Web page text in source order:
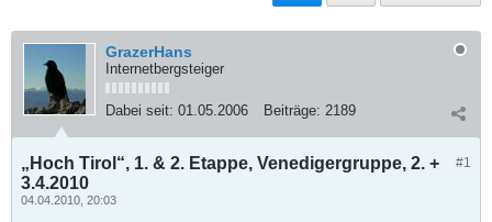
GrazerHans
Internetbergsteiger
Dabei seit: 01.05.2006 Beiträge: 2189
#1
„Hoch Tirol“, 1. & 2. Etappe, Venedigergruppe, 2. +
3.4.2010
04.04.2010, 20:03